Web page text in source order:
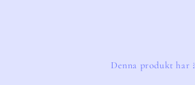
Denna produkt har